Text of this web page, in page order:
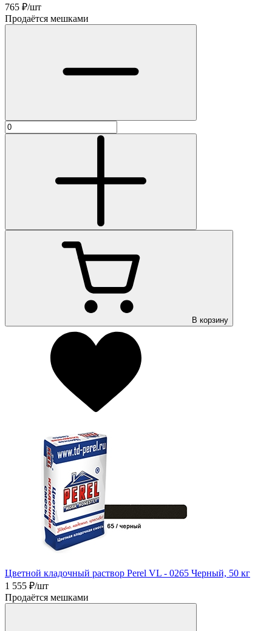
765 ₽/шт
Продаётся мешками
В корзину
Цветной кладочный раствор Perel VL - 0265 Черный, 50 кг
1 555 ₽/шт
Продаётся мешками